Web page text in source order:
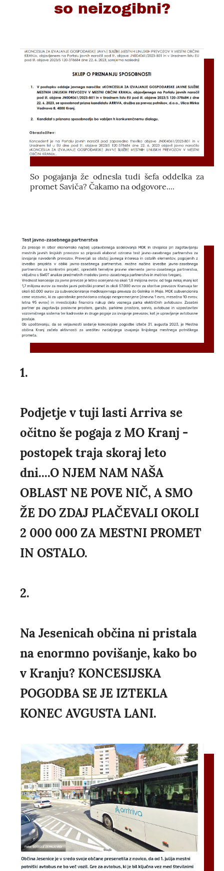
so neizogibni?
So pogajanja že odnesla tudi šefa oddelka za
promet Saviča? Čakamo na odgovore....
1.
Podjetje v tuji lasti Arriva se
očitno še pogaja z MO Kranj -
postopek traja skoraj leto
dni....O NJEM NAM NAŠA
OBLAST NE POVE NIČ, A SMO
ŽE DO ZDAJ PLAČEVALI OKOLI
2 000 000 ZA MESTNI PROMET
IN OSTALO.
2.
Na Jesenicah občina ni pristala
na enormno povišanje, kako bo
v Kranju? KONCESIJSKA
POGODBA SE JE IZTEKLA
KONEC AVGUSTA LANI.